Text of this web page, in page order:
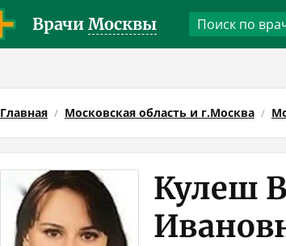
Врачи Москвы
Главная Московская область и г.Москва
Кулеш